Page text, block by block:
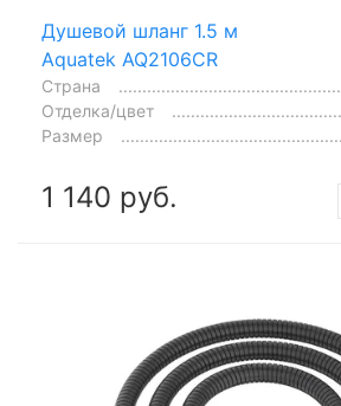
Душевой шланг 1.5 м
Aquatek AQ2106CR
Страна
Отделка/цвет
Размер
1 140 руб.